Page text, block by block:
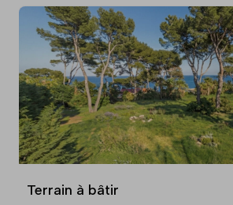
Terrain à bâtir